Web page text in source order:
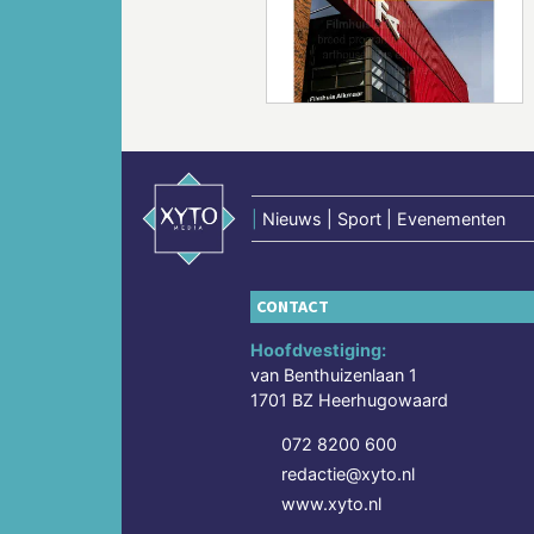
Nieuws | Sport | Evenementen
CONTACT
Hoofdvestiging:
van Benthuizenlaan 1
1701 BZ Heerhugowaard
072 8200 600
redactie@xyto.nl
www.xyto.nl